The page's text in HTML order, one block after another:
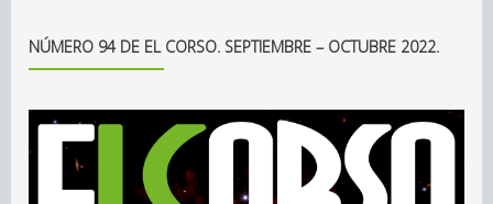
NÚMERO 94 DE EL CORSO. SEPTIEMBRE – OCTUBRE 2022.